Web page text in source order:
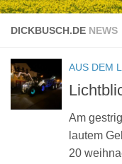
DICKBUSCH.DE NEWS
AUS DEM
Am
lautem
20